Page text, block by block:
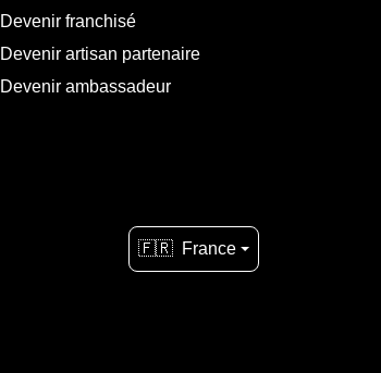
Devenir franchisé
Devenir artisan partenaire
Devenir ambassadeur
🇫🇷 France